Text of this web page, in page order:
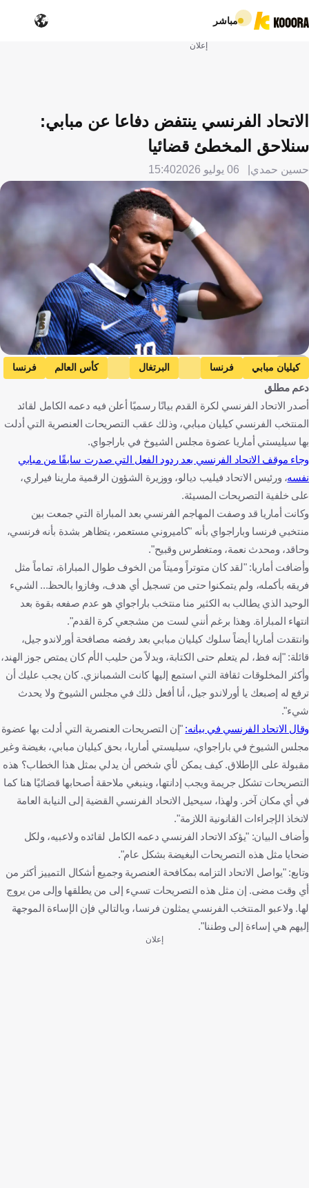
مباشر
إعلان
الاتحاد الفرنسي ينتفض دفاعا عن مبابي:
سنلاحق المخطئ قضائيا
حسين حمدي 06 يوليو 2026 15:40
getty
كيليان مبابي فرنسا البرتغال كأس العالم
فرنسا
البرتغال
دعم مطلق
أصدر الاتحاد الفرنسي لكرة القدم بيانًا رسميًا أعلن فيه دعمه الكامل لقائد
المنتخب الفرنسي كيليان مبابي، وذلك عقب التصريحات العنصرية التي أدلت
بها سيليستي أماريا عضوة مجلس الشيوخ في باراجواي.
وجاء موقف الاتحاد الفرنسي بعد ردود الفعل التي صدرت سابقًا من مبابي
نفسه، ورئيس الاتحاد فيليب ديالو، ووزيرة الشؤون الرقمية مارينا فيراري،
على خلفية التصريحات المسيئة.
وكانت أماريا قد وصفت المهاجم الفرنسي بعد المباراة التي جمعت بين
منتخبي فرنسا وباراجواي بأنه "كاميروني مستعمر، يتظاهر بشدة بأنه فرنسي،
وحاقد، ومحدث نعمة، ومتغطرس وقبيح".
وأضافت أماريا: "لقد كان متوتراً وميتاً من الخوف طوال المباراة، تماماً مثل
فريقه بأكمله، ولم يتمكنوا حتى من تسجيل أي هدف، وفازوا بالحظ... الشيء
الوحيد الذي يطالب به الكثير منا منتخب باراجواي هو عدم صفعه بقوة بعد
انتهاء المباراة. وهذا برغم أنني لست من مشجعي كرة القدم".
وانتقدت أماريا أيضاً سلوك كيليان مبابي بعد رفضه مصافحة أورلاندو جيل،
قائلة: "إنه فظ، لم يتعلم حتى الكتابة، وبدلاً من حليب الأم كان يمتص جوز الهند،
وأكثر المخلوقات ثقافة التي استمع إليها كانت الشمبانزي. كان يجب عليك أن
ترفع له إصبعك يا أورلاندو جيل، أنا أفعل ذلك في مجلس الشيوخ ولا يحدث
شيء".
وقال الاتحاد الفرنسي في بيانه: "إن التصريحات العنصرية التي أدلت بها عضوة
مجلس الشيوخ في باراجواي، سيليستي أماريا، بحق كيليان مبابي، بغيضة وغير
مقبولة على الإطلاق. كيف يمكن لأي شخص أن يدلي بمثل هذا الخطاب؟ هذه
التصريحات تشكل جريمة ويجب إدانتها، وينبغي ملاحقة أصحابها قضائيًا هنا كما
في أي مكان آخر. ولهذا، سيحيل الاتحاد الفرنسي القضية إلى النيابة العامة
لاتخاذ الإجراءات القانونية اللازمة".
وأضاف البيان: "يؤكد الاتحاد الفرنسي دعمه الكامل لقائده ولاعبيه، ولكل
ضحايا مثل هذه التصريحات البغيضة بشكل عام".
وتابع: "يواصل الاتحاد التزامه بمكافحة العنصرية وجميع أشكال التمييز أكثر من
أي وقت مضى. إن مثل هذه التصريحات تسيء إلى من يطلقها وإلى من يروج
لها. ولاعبو المنتخب الفرنسي يمثلون فرنسا، وبالتالي فإن الإساءة الموجهة
إليهم هي إساءة إلى وطننا".
إعلان